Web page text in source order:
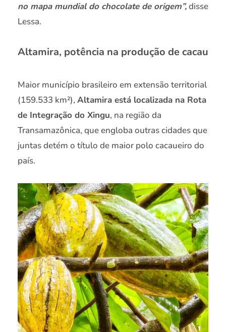
no mapa mundial do chocolate de origem”,disse
Lessa.
Altamira, potência na produção de cacau
Maior município brasileiro em extensão territorial
(159.533 km²), Altamira está localizada na Rota
de Integração do Xingu, na região da
Transamazônica, que engloba outras cidades que
juntas detém o título de maior polo cacaueiro do
país.